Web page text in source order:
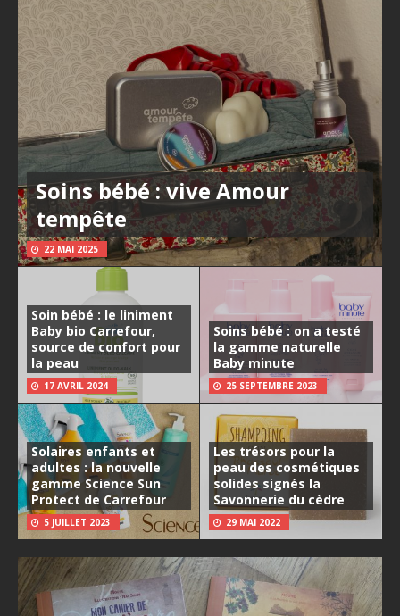
Soins bébé : vive Amour
tempête
22 MAI 2025
Soin bébé : le liniment
Baby bio Carrefour,
source de confort pour
la peau
17 AVRIL 2024
Soins bébé : on a testé
la gamme naturelle
Baby minute
25 SEPTEMBRE 2023
Solaires enfants et
adultes : la nouvelle
gamme Science Sun
Protect de Carrefour
5 JUILLET 2023
Les trésors pour la
peau des cosmétiques
solides signés la
Savonnerie du cèdre
29 MAI 2022